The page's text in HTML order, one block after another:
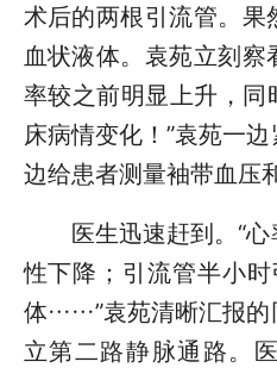
术后的两根引流管。
血状液体。袁苑立刻
率较之前明显上升，同
床病情变化！”袁苑一
边给患者测量袖带血压
医生迅速赶到。“心
性下降；引流管半小
体……”袁苑清晰汇报的
立第二路静脉通路。